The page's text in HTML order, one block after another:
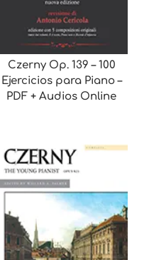
Czerny Op. 139 – 100
Ejercicios para Piano –
PDF + Audios Online